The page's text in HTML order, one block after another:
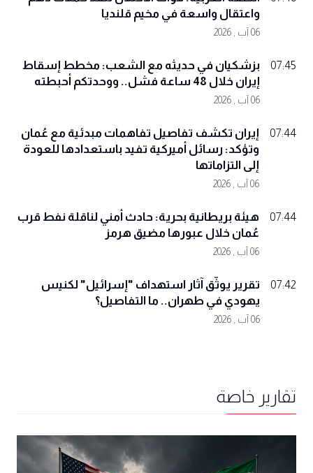
واعتقال واسعة في مخيم قلنديا
06 آب , 2026
07:45
بزشكيان في حديثه مع الشعب: مخطط إسقاط
إيران خلال 48 ساعة فشل.. ووحدتكم أحبطته
06 آب , 2026
07:44
إيران تكشف تفاصيل تفاهمات مبدئية مع عُمان
وتؤكد: رسائل أميركية تفيد باستعدادها للعودة
إلى التزاماتها
06 آب , 2026
07:44
هيئة بريطانية بحرية: حادث أمني لناقلة نفط قرب
عُمان خلال عبورها مضيق هرمز
06 آب , 2026
07:42
تقرير يوثّق آثار استهداف "إسرائيل" لكنيس
يهودي في طهران.. ما التفاصيل؟
06 آب , 2026
تقارير خاصة